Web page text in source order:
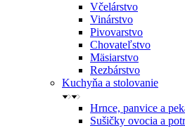
Včelárstvo
Vinárstvo
Pivovarstvo
Chovateľstvo
Mäsiarstvo
Rezbárstvo
Kuchyňa a stolovanie
Hrnce, panvice a
Sušičky ovocia a